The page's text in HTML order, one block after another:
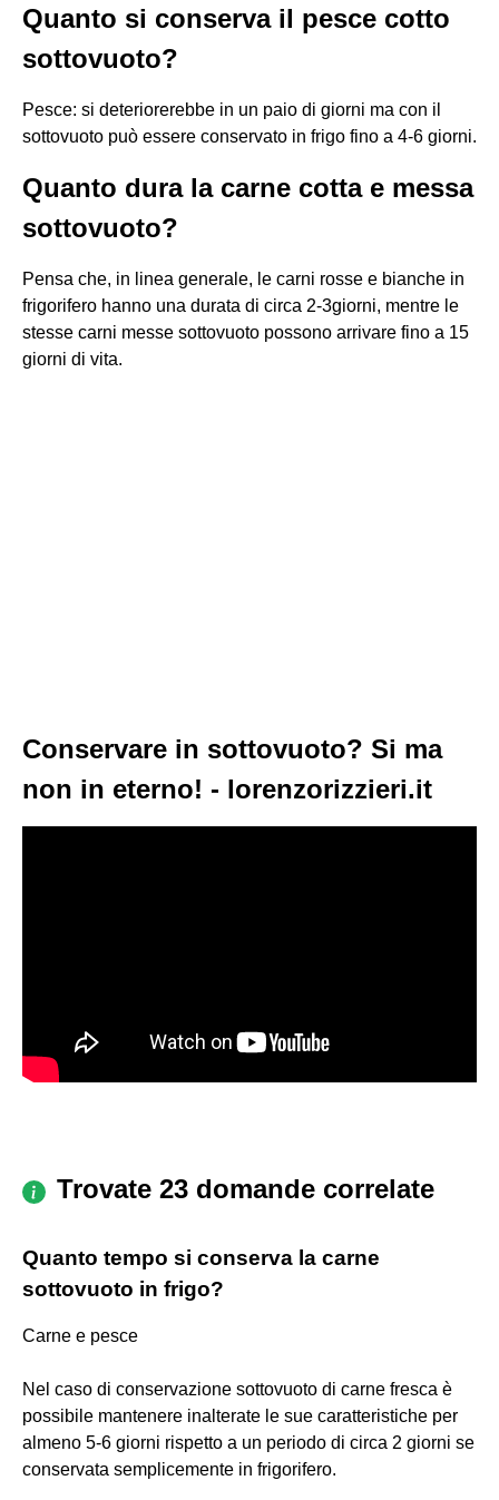
Quanto si conserva il pesce cotto
sottovuoto?
Pesce: si deteriorerebbe in un paio di giorni ma con il
sottovuoto può essere conservato in frigo fino a 4-6 giorni.
Quanto dura la carne cotta e messa
sottovuoto?
Pensa che, in linea generale, le carni rosse e bianche in
frigorifero hanno una durata di circa 2-3giorni, mentre le
stesse carni messe sottovuoto possono arrivare fino a 15
giorni di vita.
Conservare in sottovuoto? Si ma
non in eterno! - lorenzorizzieri.it
Trovate 23 domande correlate
Quanto tempo si conserva la carne
sottovuoto in frigo?
Carne e pesce
Nel caso di conservazione sottovuoto di carne fresca è
possibile mantenere inalterate le sue caratteristiche per
almeno 5-6 giorni rispetto a un periodo di circa 2 giorni se
conservata semplicemente in frigorifero.